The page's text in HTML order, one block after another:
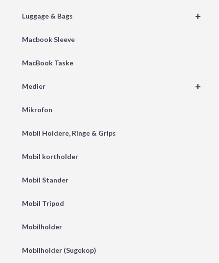
+
Luggage & Bags
Macbook Sleeve
MacBook Taske
+
Medier
Mikrofon
Mobil Holdere, Ringe & Grips
Mobil kortholder
Mobil Stander
Mobil Tripod
Mobilholder
Mobilholder (Sugekop)